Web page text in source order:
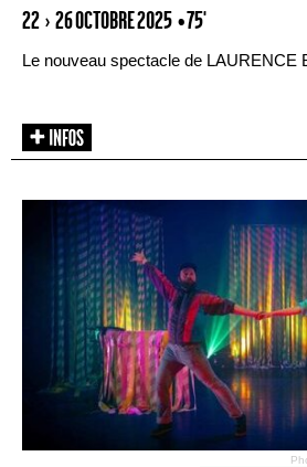
22 › 26 OCTOBRE 2025 • 75'
Le nouveau spectacle de LAURENCE